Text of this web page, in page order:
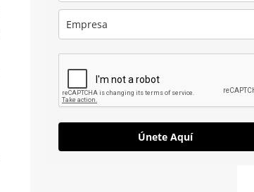
Únete Aquí